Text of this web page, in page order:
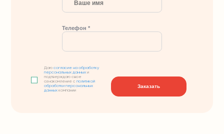
Телефон *
Даюсогласие на обработку
персональных данных и
подтверждаю свое
ознакомление сполитикой
обработки персональных
данных компании
Заказать